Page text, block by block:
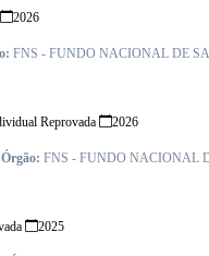
2026
FNS - FUNDO NACIONAL DE
Reprovada
2026
Órgão: FNS - FUNDO NACIONAL
2025